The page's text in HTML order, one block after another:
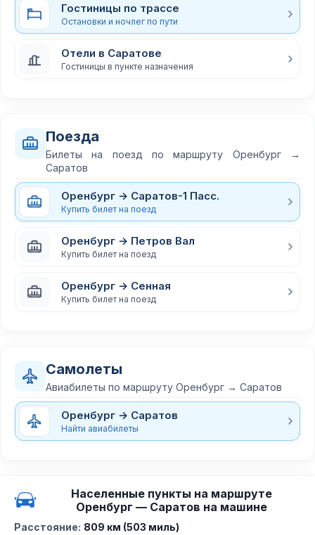
Гостиницы по трассе
Остановки и ночлег по пути
Отели в Саратове
Гостиницы в пункте назначения
Поезда
Билеты на поезд по маршруту Оренбург →
Саратов
Оренбург → Саратов-1 Пасс.
Купить билет на поезд
Оренбург → Петров Вал
Купить билет на поезд
Оренбург → Сенная
Купить билет на поезд
Самолеты
Авиабилеты по маршруту Оренбург → Саратов
Оренбург → Саратов
Найти авиабилеты
Населенные пункты на маршруте
Оренбург — Саратов на машине
Расстояние: 809 км (503 миль)